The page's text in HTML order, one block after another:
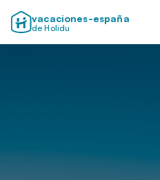
vacaciones-españa
de Holidu